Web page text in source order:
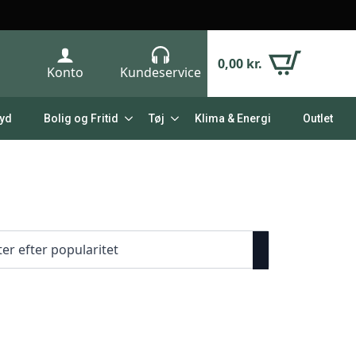
Konto Kundeservice 0,00 kr.
Bolig og Fritid Tøj Klima & Energi Outlet